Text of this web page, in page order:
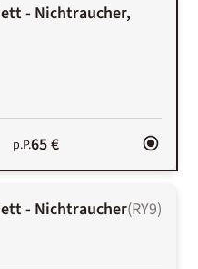
- Nichtraucher,
p.P.65 €
- Nichtraucher(RY9)